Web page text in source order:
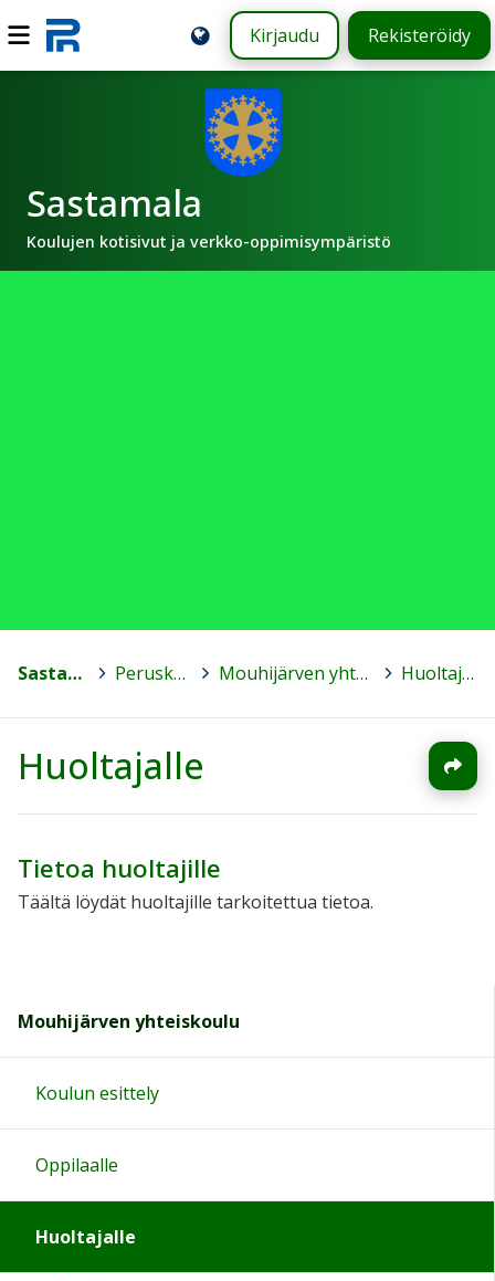
Kirjaudu Rekisteröidy
Sastamala
Koulujen kotisivut ja verkko-oppimisympäristö
Sastamala > Peruskoulut > Mouhijärven yhteiskoulu > Huoltajalle
Huoltajalle
Tietoa huoltajille
Täältä löydät huoltajille tarkoitettua tietoa.
Mouhijärven yhteiskoulu
Koulun esittely
Oppilaalle
Huoltajalle